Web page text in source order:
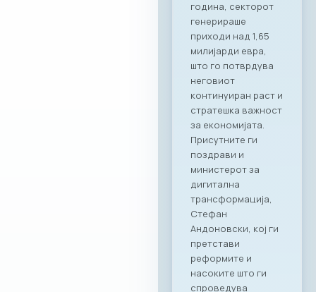
наш патрон
партнер, членките
на МАСИТ добиваат
моќен сојузник кој
гарантира
беспрекорна
организација и
поддршка за сите
идни корпоративни
активности,“ велат
од комората. „Ни
претставува
особена чест што
го одбележуваме
почетокот на ова
стратешко
партнерство со
МАСИТ. Веруваме
дека оваа
соработка ќе